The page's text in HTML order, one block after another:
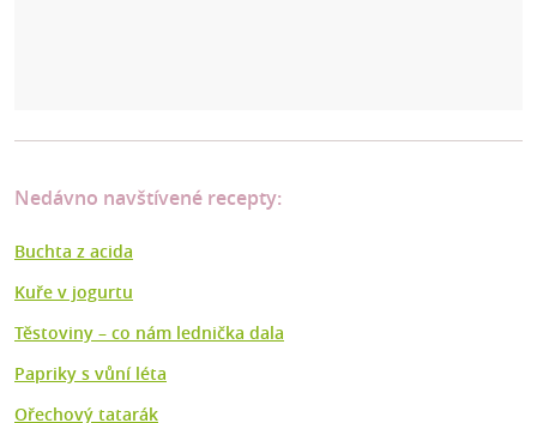
Nedávno navštívené recepty:
Buchta z acida
Kuře v jogurtu
Těstoviny – co nám lednička dala
Papriky s vůní léta
Ořechový tatarák